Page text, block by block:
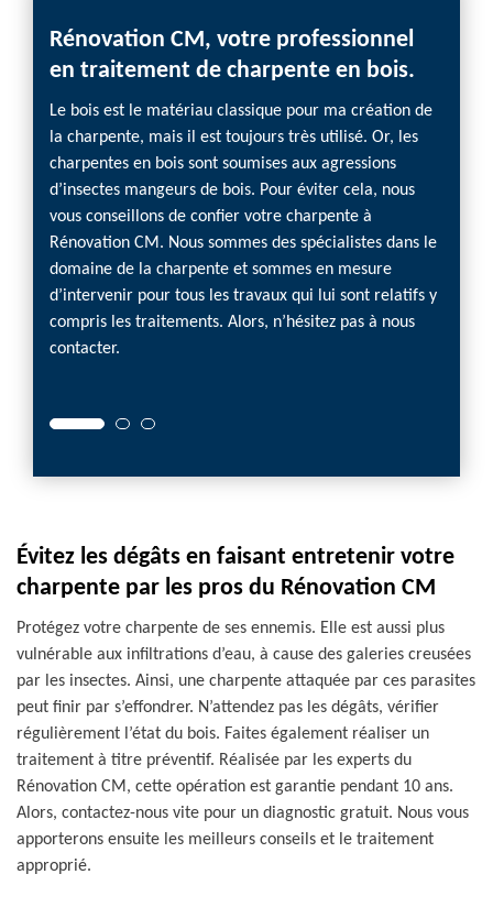
Rénovation CM, votre professionnel
en traitement de charpente en bois.
Le bois est le matériau classique pour ma création de
la charpente, mais il est toujours très utilisé. Or, les
charpentes en bois sont soumises aux agressions
d’insectes mangeurs de bois. Pour éviter cela, nous
vous conseillons de confier votre charpente à
Rénovation CM. Nous sommes des spécialistes dans le
domaine de la charpente et sommes en mesure
d’intervenir pour tous les travaux qui lui sont relatifs y
compris les traitements. Alors, n’hésitez pas à nous
contacter.
Évitez les dégâts en faisant entretenir votre
charpente par les pros du Rénovation CM
Protégez votre charpente de ses ennemis. Elle est aussi plus
vulnérable aux infiltrations d’eau, à cause des galeries creusées
par les insectes. Ainsi, une charpente attaquée par ces parasites
peut finir par s’effondrer. N’attendez pas les dégâts, vérifier
régulièrement l’état du bois. Faites également réaliser un
traitement à titre préventif. Réalisée par les experts du
Rénovation CM, cette opération est garantie pendant 10 ans.
Alors, contactez-nous vite pour un diagnostic gratuit. Nous vous
apporterons ensuite les meilleurs conseils et le traitement
approprié.